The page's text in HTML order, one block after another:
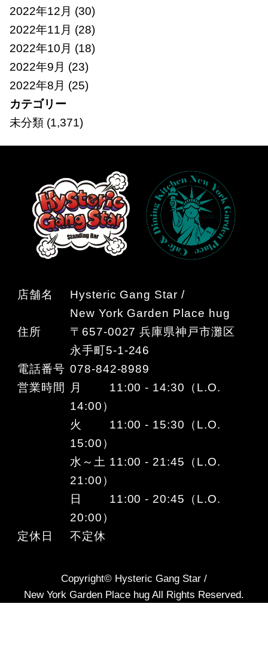
2022年12月 (30)
2022年11月 (28)
2022年10月 (18)
2022年9月 (23)
2022年8月 (25)
カテゴリー
未分類(1,371)
店舗名
Hysteric Gang Star /
New York Garden Place hug
住所
〒657-0027 兵庫県神戸市灘区
永手町5-1-246
電話番号 078-842-8989
営業時間
月 11:00 - 14:30（L.O.
14:00）
火 11:00 - 15:30（L.O.
15:00）
水～土 11:00 - 21:45（L.O.
21:00）
日 11:00 - 20:45（L.O.
20:00）
定休日
不定休
Copyright© Hysteric Gang Star /
New York Garden Place hug All Rights Reserved.